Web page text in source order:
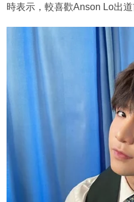
時表示，較喜歡Anson Lo出